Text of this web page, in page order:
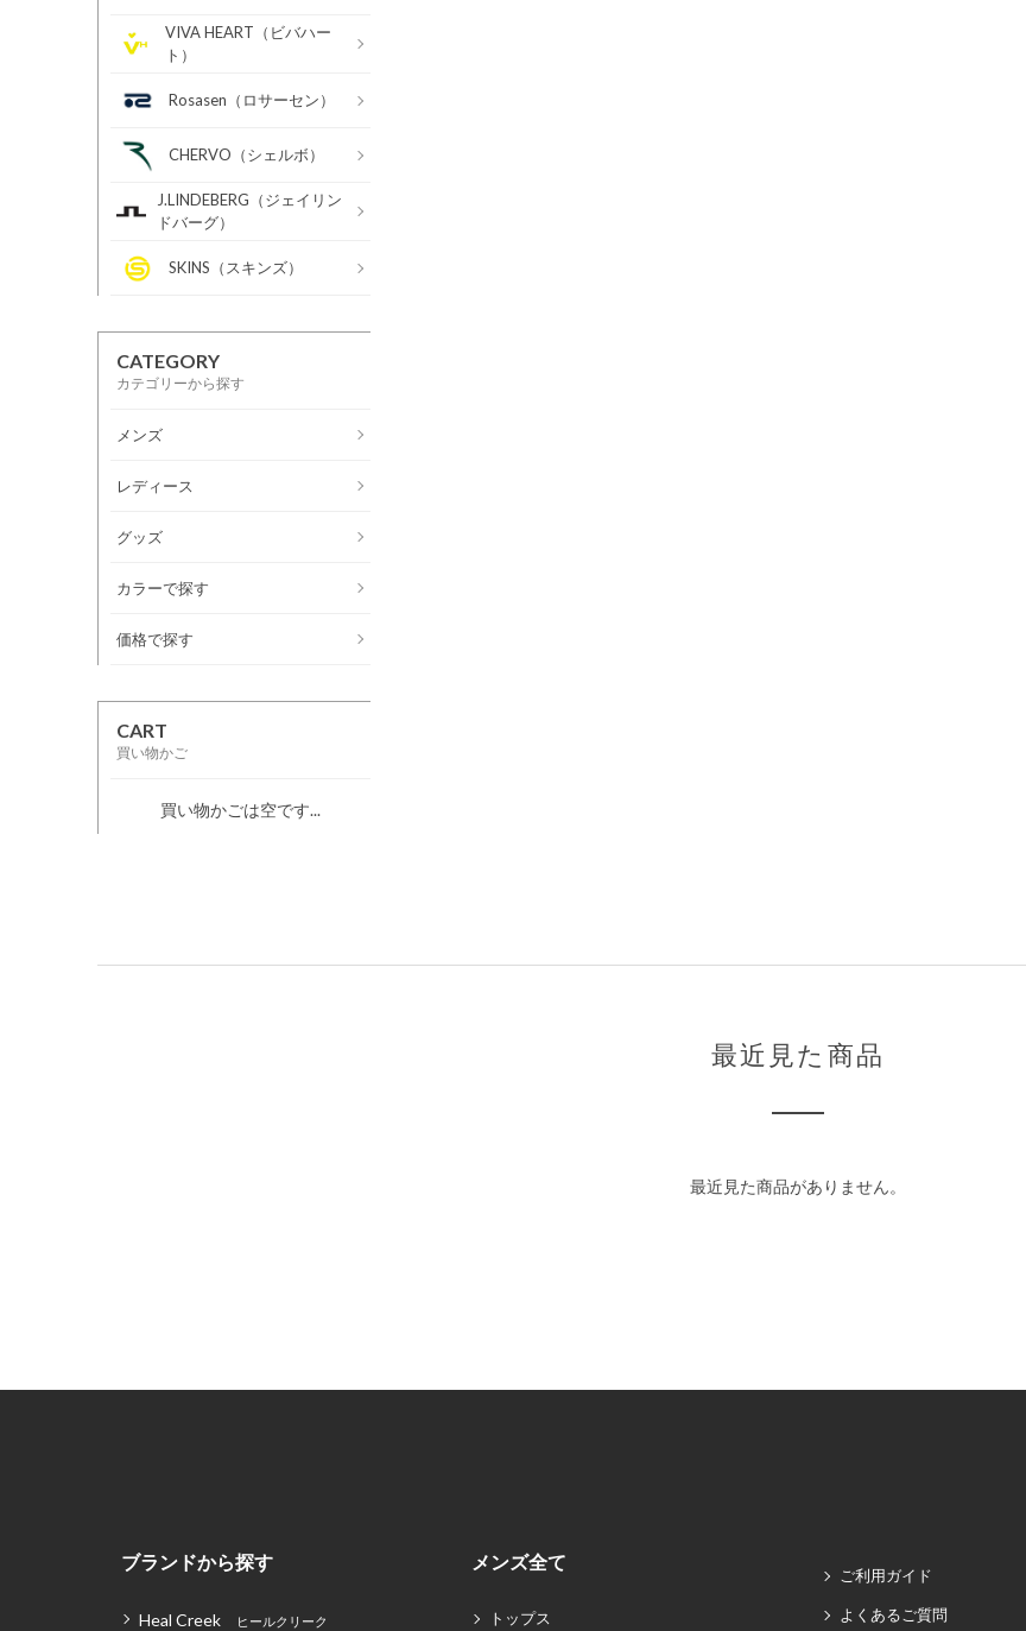
VIVA HEART（ビバハー
ト）
Rosasen（ロサーセン）
CHERVO（シェルボ）
J.LINDEBERG（ジェイリン
ドバーグ）
SKINS（スキンズ）
CATEGORY
カテゴリーから探す
メンズ
レディース
グッズ
カラーで探す
価格で探す
CART
買い物かご
買い物かごは空です...
最近見た商品
最近見た商品がありません。
ブランドから探す
Heal Creek ヒールクリーク
メンズ全て
トップス
ご利用ガイド
よくあるご質問